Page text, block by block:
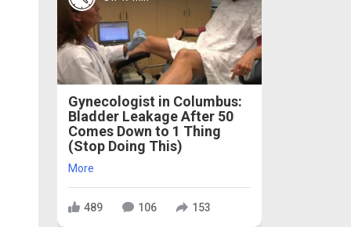
Gynecologist in Columbus:
Bladder Leakage After 50
Comes Down to 1 Thing
(Stop Doing This)
More
489 106 153